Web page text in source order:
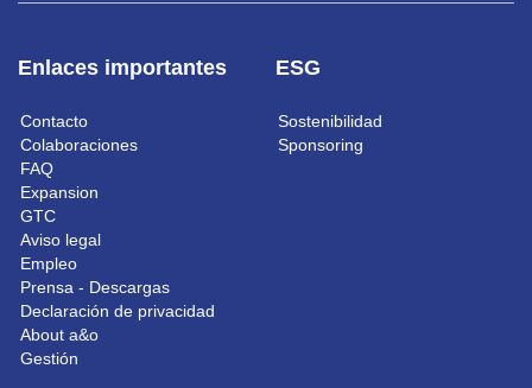
Enlaces importantes
Contacto
Colaboraciones
FAQ
Expansion
GTC
Aviso legal
Empleo
Prensa - Descargas
Declaración de privacidad
About a&o
Gestión
ESG
Sostenibilidad
Sponsoring